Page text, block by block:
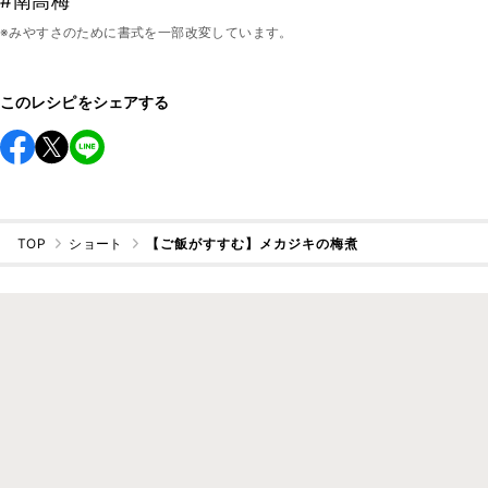
※みやすさのために書式を一部改変しています。
このレシピをシェアする
TOP ショート 【ご飯がすすむ】メカジキの梅煮